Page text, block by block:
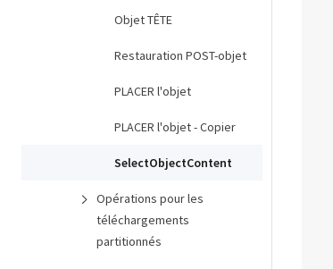
Objet TÊTE
Restauration POST-objet
PLACER l'objet
PLACER l'objet - Copier
SelectObjectContent
Opérations pour les
téléchargements
partitionnés